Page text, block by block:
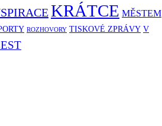
KRÁTCE MĚSTEM
ROZHOVORY TISKOVÉ ZPRÁVY V